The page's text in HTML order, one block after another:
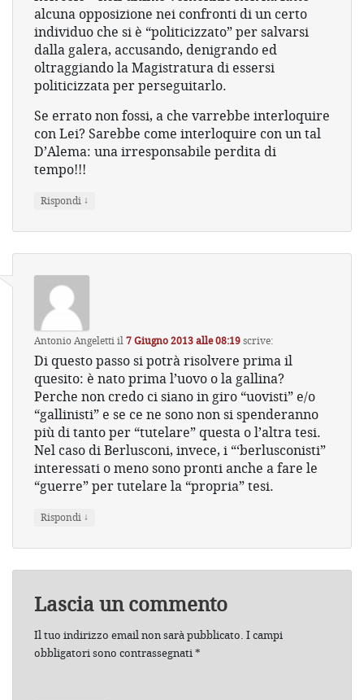
alcuna opposizione nei confronti di un certo
individuo che si è “politicizzato” per salvarsi
dalla galera, accusando, denigrando ed
oltraggiando la Magistratura di essersi
politicizzata per perseguitarlo.
Se errato non fossi, a che varrebbe interloquire
con Lei? Sarebbe come interloquire con un tal
D’Alema: una irresponsabile perdita di
tempo!!!
Rispondi ↓
Antonio Angelettiil7 Giugno 2013 alle 08:19scrive:
Di questo passo si potrà risolvere prima il
quesito: è nato prima l’uovo o la gallina?
Perche non credo ci siano in giro “uovisti” e/o
“gallinisti” e se ce ne sono non si spenderanno
più di tanto per “tutelare” questa o l’altra tesi.
Nel caso di Berlusconi, invece, i “‘berlusconisti”
interessati o meno sono pronti anche a fare le
“guerre” per tutelare la “propria” tesi.
Rispondi ↓
Lascia un commento
Il tuo indirizzo email non sarà pubblicato. I campi
obbligatori sono contrassegnati*